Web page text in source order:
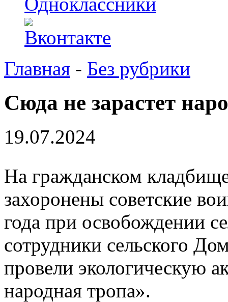
Главная - Без рубрики
Сюда не зарастет
19.07.2024
На гражданском
захоронены советские
года при освобождении
сотрудники сельского
провели экологическую
народная тропа».